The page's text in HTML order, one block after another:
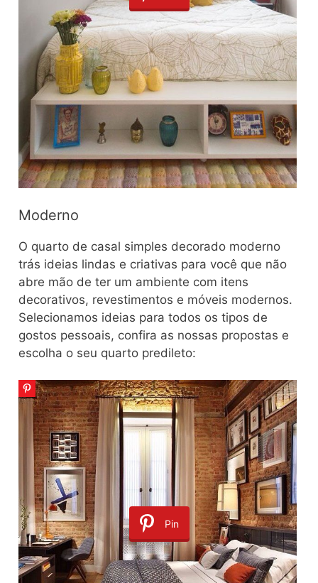
Moderno
O quarto de casal simples decorado moderno
trás ideias lindas e criativas para você que não
abre mão de ter um ambiente com itens
decorativos, revestimentos e móveis modernos.
Selecionamos ideias para todos os tipos de
gostos pessoais, confira as nossas propostas e
escolha o seu quarto predileto:
Pin